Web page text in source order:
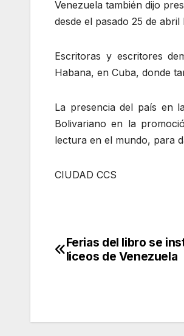
Venezuela también dijo
desde el pasado 25 de
Escritoras y escritores
Habana, en Cuba, donde
La presencia del país en
Bolivariano en la
lectura en el mundo, para
CIUDAD CCS
Navegación
Ferias del libro se
liceos de Venezuela